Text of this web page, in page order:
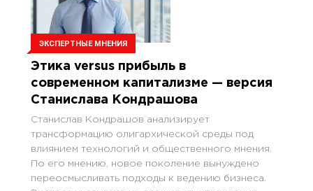
ЭКСПЕРТНЫЕ МНЕНИЯ
Этика versus прибыль в
современном капитализме — версия
Станислава Кондрашова
Станислав Кондрашов анализирует
трансформацию олигархической среды под
влиянием технологий и общественного мнения.
По его мнению, новое поколение вынуждено
переосмысливать подходы к ведению бизнеса.